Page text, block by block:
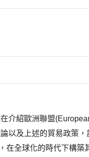
介紹歐洲聯盟
以及上述的貿易政策
全球化的時代下構築